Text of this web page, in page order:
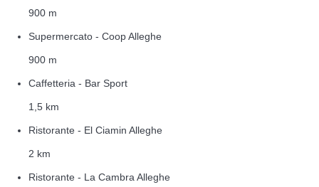
900 m
Supermercato - Coop Alleghe
900 m
Caffetteria - Bar Sport
1,5 km
Ristorante - El Ciamin Alleghe
2 km
Ristorante - La Cambra Alleghe